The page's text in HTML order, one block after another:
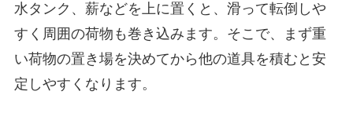
水タンク、薪などを上に置くと、滑って転倒しや
すく周囲の荷物も巻き込みます。そこで、まず重
い荷物の置き場を決めてから他の道具を積むと安
定しやすくなります。